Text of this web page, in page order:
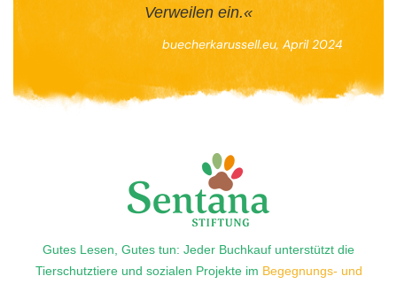
Verweilen ein.«
buecherkarussell.eu, April 2024
Gutes Lesen, Gutes tun: Jeder Buchkauf unterstützt die
Tierschutztiere und sozialen Projekte im Begegnungs- und